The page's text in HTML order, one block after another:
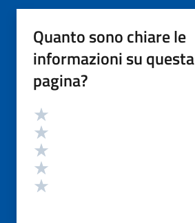
Quanto sono chiare le
informazioni su questa
pagina?
Valutazione